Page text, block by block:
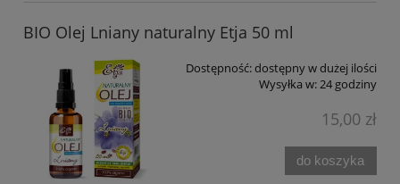
BIO Olej Lniany naturalny Etja 50 ml
Dostępność:dostępny w dużej ilości
Wysyłka w:24 godziny
15,00 zł
do koszyka